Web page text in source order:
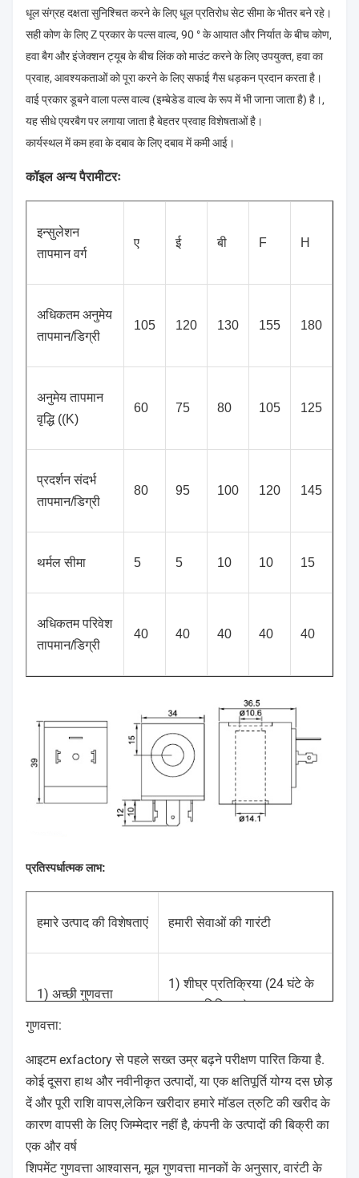
धूल संग्रह दक्षता सुनिश्चित करने के लिए धूल प्रतिरोध सेट सीमा के भीतर बने रहे।
सही कोण के लिए Z प्रकार के पल्स वाल्व, 90 ° के आयात और निर्यात के बीच कोण,
हवा बैग और इंजेक्शन ट्यूब के बीच लिंक को माउंट करने के लिए उपयुक्त, हवा का
प्रवाह, आवश्यकताओं को पूरा करने के लिए सफाई गैस धड़कन प्रदान करता है।
वाई प्रकार डूबने वाला पल्स वाल्व (इम्बेडेड वाल्व के रूप में भी जाना जाता है) है।,
यह सीधे एयरबैग पर लगाया जाता है बेहतर प्रवाह विशेषताओं है।
कार्यस्थल में कम हवा के दबाव के लिए दबाव में कमी आई।
कॉइल अन्य पैरामीटरः
इन्सुलेशन
तापमान वर्ग
ए ई बी F H
अधिकतम अनुमेय
तापमान/डिग्री
105 120 130 155 180
अनुमेय तापमान
वृद्धि ((K)
60 75 80 105 125
प्रदर्शन संदर्भ
तापमान/डिग्री
80 95 100 120 145
थर्मल सीमा 5 5 10 10 15
अधिकतम परिवेश
तापमान/डिग्री
40 40 40 40 40
प्रतिस्पर्धात्मक लाभ:
हमारे उत्पाद की विशेषताएं हमारी सेवाओं की गारंटी
1) अच्छी गुणवत्ता
1) शीघ्र प्रतिक्रिया (24 घंटे के
साथ प्रतिक्रिया)
2) ग्राहकों के निर्देशों के
अनुसार उत्पादन
2) पंजीकरण सहायता
3) प्रतिस्पर्धी मूल्य
लागत के लिए भुगतान)
गुणवत्ता:
आइटम exfactory से पहले सख्त उम्र बढ़ने परीक्षण पारित किया है.
कोई दूसरा हाथ और नवीनीकृत उत्पादों, या एक क्षतिपूर्ति योग्य दस छोड़
दें और पूरी राशि वापस,लेकिन खरीदार हमारे मॉडल त्रुटि की खरीद के
कारण वापसी के लिए जिम्मेदार नहीं है, कंपनी के उत्पादों की बिक्री का
एक और वर्ष
शिपमेंट गुणवत्ता आश्वासन, मूल गुणवत्ता मानकों के अनुसार, वारंटी के